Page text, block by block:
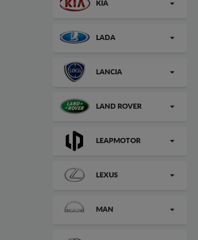
KIA
LADA
LANCIA
LAND ROVER
LEAPMOTOR
LEXUS
MAN